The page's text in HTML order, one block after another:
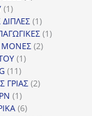
11
προϊόν11
προϊόν
11
ΜΟΝΕΣ 22
11
1111
προϊόντα
ΓΡΙΑΣ 22
11
προϊόν
66